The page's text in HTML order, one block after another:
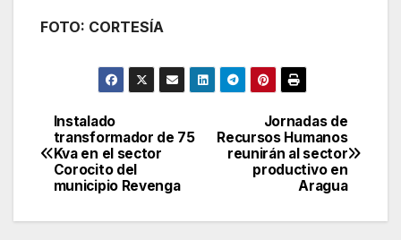
FOTO: CORTESÍA
Navegación
de
entradas
Jornadas de
Recursos Humanos
reunirán al sector
productivo en
Aragua
Instalado
transformador de 75
Kva en el sector
Corocito del
municipio Revenga